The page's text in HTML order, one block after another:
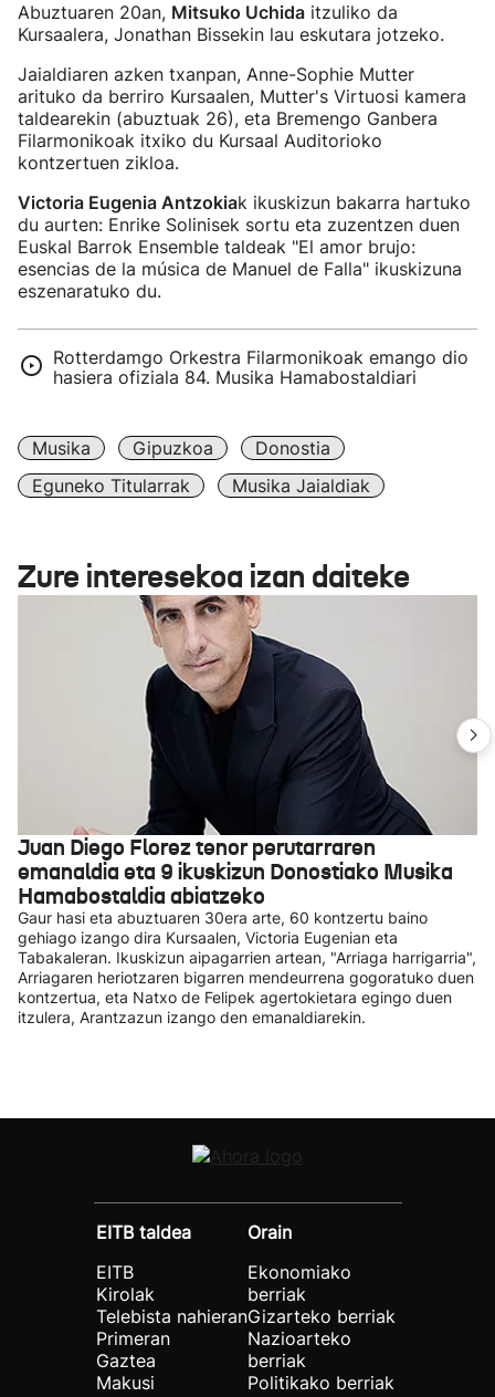
Abuztuaren 20an, Mitsuko Uchida itzuliko da
Kursaalera, Jonathan Bissekin lau eskutara jotzeko.
Jaialdiaren azken txanpan, Anne-Sophie Mutter
arituko da berriro Kursaalen, Mutter's Virtuosi kamera
taldearekin (abuztuak 26), eta Bremengo Ganbera
Filarmonikoak itxiko du Kursaal Auditorioko
kontzertuen zikloa.
Victoria Eugenia Antzokiak ikuskizun bakarra hartuko
du aurten: Enrike Solinisek sortu eta zuzentzen duen
Euskal Barrok Ensemble taldeak "El amor brujo:
esencias de la música de Manuel de Falla" ikuskizuna
eszenaratuko du.
Rotterdamgo Orkestra Filarmonikoak emango dio
hasiera ofiziala 84. Musika Hamabostaldiari
Musika Gipuzkoa
Donostia
Eguneko Titularrak
Musika Jaialdiak
Zure interesekoa izan daiteke
Juan Diego Florez tenor perutarraren
emanaldia eta 9 ikuskizun Donostiako Musika
Hamabostaldia abiatzeko
Gaur hasi eta abuztuaren 30era arte, 60 kontzertu baino
gehiago izango dira Kursaalen, Victoria Eugenian eta
Tabakaleran. Ikuskizun aipagarrien artean, "Arriaga harrigarria",
Arriagaren heriotzaren bigarren mendeurrena gogoratuko duen
kontzertua, eta Natxo de Felipek agertokietara egingo duen
itzulera, Arantzazun izango den emanaldiarekin.
EITB taldea
EITB
Kirolak
Telebista nahieran
Primeran
Gaztea
Makusi
Orain
Ekonomiako
berriak
Gizarteko berriak
Nazioarteko
berriak
Politikako berriak